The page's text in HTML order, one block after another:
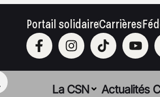
Portail solidaireCarrières
La CSN Actualités